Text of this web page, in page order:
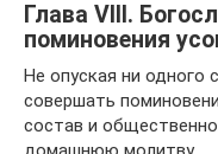
Глава VIII.
поминовения
Не опуская ни одного
совершать
состав и